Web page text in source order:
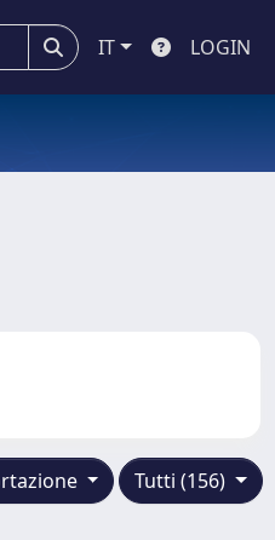
IT LOGIN
Tutti (156)